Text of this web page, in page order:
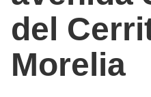
del
Morelia